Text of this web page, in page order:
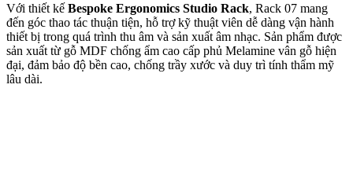
Với thiết kế Bespoke Ergonomics Studio Rack, Rack 07 mang
đến góc thao tác thuận tiện, hỗ trợ kỹ thuật viên dễ dàng vận hành
thiết bị trong quá trình thu âm và sản xuất âm nhạc. Sản phẩm được
sản xuất từ gỗ MDF chống ẩm cao cấp phủ Melamine vân gỗ hiện
đại, đảm bảo độ bền cao, chống trầy xước và duy trì tính thẩm mỹ
lâu dài.